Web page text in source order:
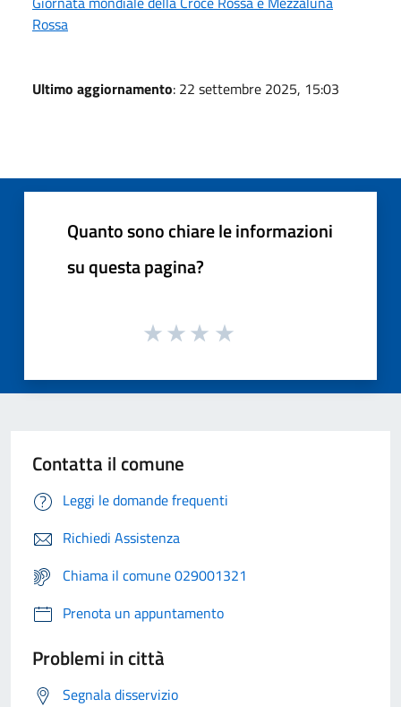
Rossa
Ultimo aggiornamento: 22 settembre 2025, 15:03
Quanto sono chiare le informazioni
su questa pagina?
Contatta il comune
Leggi le domande frequenti
Richiedi Assistenza
Chiama il comune 029001321
Prenota un appuntamento
Problemi in città
Segnala disservizio